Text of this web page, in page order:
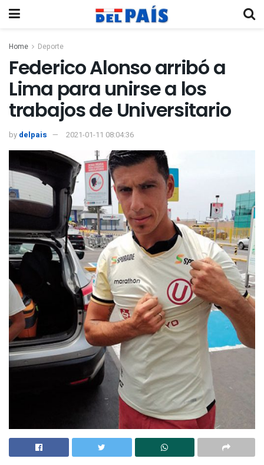
Home Deporte
Federico Alonso arribó a
Lima para unirse a los
trabajos de Universitario
by delpais 2021-01-11 08:04:36